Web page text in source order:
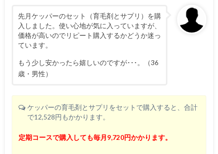
先月ケッパーのセット（育毛剤とサプリ）を購
入しました。使い心地が気に入っていますが、
価格が高いのでリピート購入するかどうか迷っ
ています。
もう少し安かったら嬉しいのですが･･･。（36
歳・男性）
ケッパーの育毛剤とサプリをセットで購入すると、合計
で12,528円もかかります。
定期コースで購入しても毎月9,720円かかります。